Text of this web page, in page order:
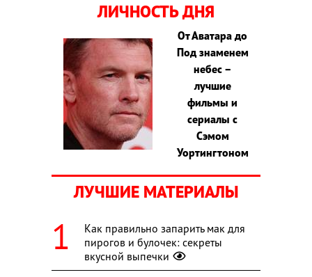
ЛИЧНОСТЬ ДНЯ
От Аватара до
Под знаменем
небес –
лучшие
фильмы и
сериалы с
Сэмом
Уортингтоном
ЛУЧШИЕ МАТЕРИАЛЫ
Как правильно запарить мак для
пирогов и булочек: секреты
вкусной выпечки